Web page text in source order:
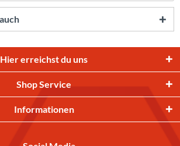
Hier erreichst du uns
Shop Service
Informationen